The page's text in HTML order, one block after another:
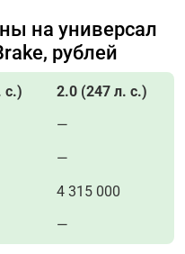
на универсал
рублей
с.)
2.0 (247 л. с.)
—
—
4 315 000
—